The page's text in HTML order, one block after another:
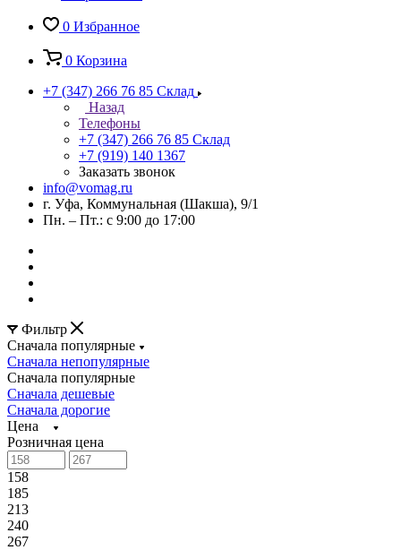
0 Избранное
0 Корзина
+7 (347) 266 76 85 Склад
Назад
Телефоны
+7 (347) 266 76 85 Склад
+7 (919) 140 1367
Заказать звонок
info@vomag.ru
г. Уфа, Коммунальная (Шакша), 9/1
Пн. – Пт.: с 9:00 до 17:00
Фильтр
Сначала популярные
Сначала непопулярные
Сначала популярные
Сначала дешевые
Сначала дорогие
Цена
Розничная цена
158
185
213
240
267